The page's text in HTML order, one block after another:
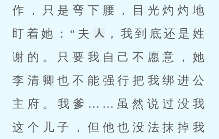
作，只是弯下腰，目光灼灼地
盯着她：“夫
，我到底还是姓
谢的。只要我自己不愿意，她
李清卿也不能强行把我绑进公
主府。我爹……虽然说过没我
这个儿子，但他也没法抹掉我